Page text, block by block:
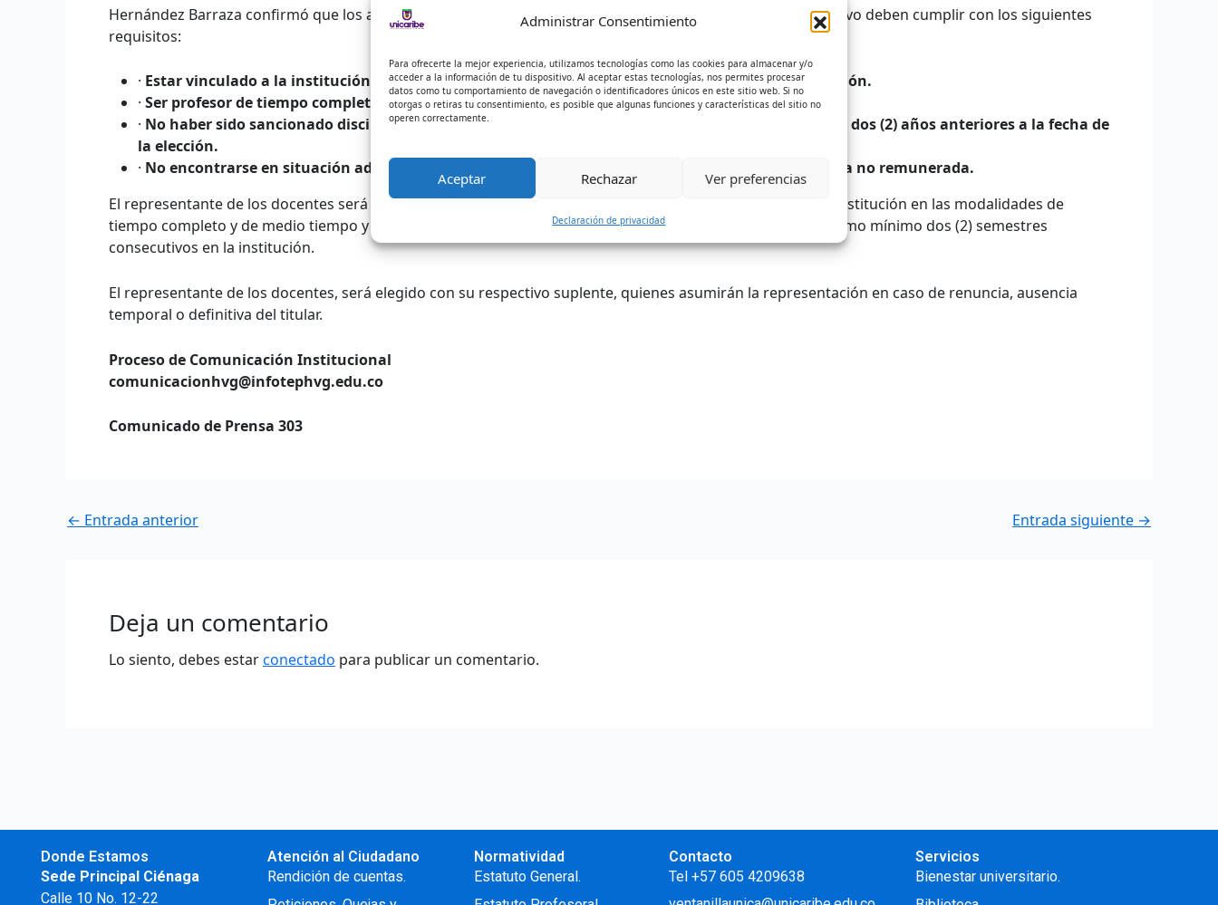
Administrar Consentimiento
Para ofrecerte la mejor experiencia, utilizamos tecnologías como las cookies para almacenar y/o
acceder a la información de tu dispositivo. Al aceptar estas tecnologías, nos permites procesar
datos como tu comportamiento de navegación o identificadores únicos en este sitio web. Si no
otorgas o retiras tu consentimiento, es posible que algunas funciones y características del sitio no
operen correctamente.
Aceptar Rechazar Ver preferencias
Declaración de privacidad
Hernández Barraza confirmó que los aspirantes a la representación de los Docentes ante el Consejo Directivo deben cumplir con los siguientes
requisitos:
· Estar vinculado a la institución con una antigüedad no inferior a tres (3) años, a la fecha de elección.
· Ser profesor de tiempo completo o de medio tiempo (Titular y Suplente).
· No haber sido sancionado disciplinariamente con multa o suspensión o destitución dentro de los dos (2) años anteriores a la fecha de
la elección.
· No encontrarse en situación administrativa de comisión externa o interna año sabático o licencia no remunerada.
El representante de los docentes será elegido mediante votación secreta por los docentes vinculados a la institución en las modalidades de
tiempo completo y de medio tiempo y los de cátedra y ocasionales, siempre y cuando estén contratados como mínimo dos (2) semestres
consecutivos en la institución.
El representante de los docentes, será elegido con su respectivo suplente, quienes asumirán la representación en caso de renuncia, ausencia
temporal o definitiva del titular.
Proceso de Comunicación Institucional
comunicacionhvg@infotephvg.edu.co
Comunicado de Prensa 303
← Entrada anterior Entrada siguiente →
Deja un comentario
Lo siento, debes estarconectado para publicar un comentario.
Donde Estamos
Sede Principal Ciénaga
Calle 10 No. 12-22
Atención al Ciudadano
Rendición de cuentas.
Normatividad
Estatuto General.
Contacto
Tel +57 605 4209638
Servicios
Bienestar universitario.